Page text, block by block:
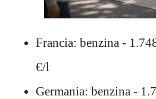
Francia: benzina -
€/l
Germania: benzina -